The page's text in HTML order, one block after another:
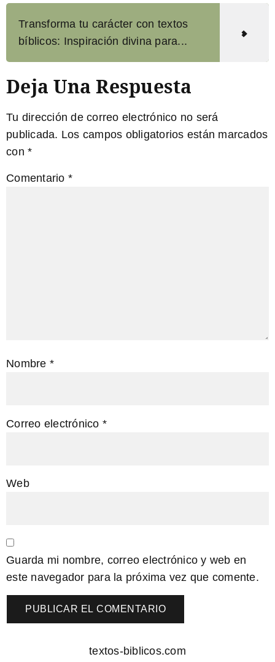
Transforma tu carácter con textos
bíblicos: Inspiración divina para...
Deja Una Respuesta
Tu dirección de correo electrónico no será
publicada. Los campos obligatorios están marcados
con *
Comentario *
Nombre *
Correo electrónico *
Web
Guarda mi nombre, correo electrónico y web en
este navegador para la próxima vez que comente.
textos-biblicos.com